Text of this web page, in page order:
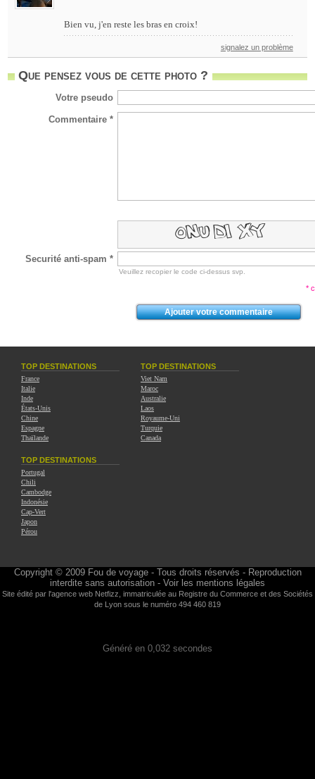
Bien vu, j'en reste les bras en croix!
signalez un problème
Que pensez vous de cette photo ?
Votre pseudo
Commentaire *
Securité anti-spam *
Veuillez recopier le code ci-dessus svp.
*
TOP DESTINATIONS
France
Italie
Inde
États-Unis
Chine
Espagne
Thaïlande
TOP DESTINATIONS
Viet Nam
Maroc
Australie
Laos
Royaume-Uni
Turquie
Canada
TOP DESTINATIONS
Portugal
Chili
Cambodge
Indonésie
Cap-Vert
Japon
Pérou
Copyright © 2009 Fou de voyage- Tous droits réservés - Reproduction
interdite sans autorisation - Voir les mentions légales
Site édité par l'agence web Netfizz , immatriculée au Registre du Commerce et des Sociétés
de Lyon sous le numéro 494 460 819
Généré en 0,032 secondes